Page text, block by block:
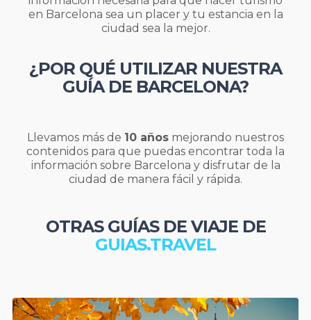
en Barcelona sea un placer y tu estancia en la
ciudad sea la mejor.
¿POR QUÉ UTILIZAR NUESTRA
GUÍA DE BARCELONA?
Llevamos más de 10 años mejorando nuestros
contenidos para que puedas encontrar toda la
información sobre Barcelona y disfrutar de la
ciudad de manera fácil y rápida.
OTRAS GUÍAS DE VIAJE DE
GUIAS.TRAVEL